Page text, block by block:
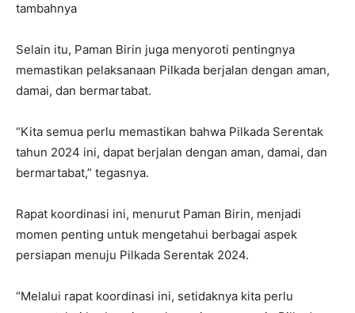
tambahnya
Selain itu, Paman Birin juga menyoroti pentingnya
memastikan pelaksanaan Pilkada berjalan dengan aman,
damai, dan bermartabat.
“Kita semua perlu memastikan bahwa Pilkada Serentak
tahun 2024 ini, dapat berjalan dengan aman, damai, dan
bermartabat,” tegasnya.
Rapat koordinasi ini, menurut Paman Birin, menjadi
momen penting untuk mengetahui berbagai aspek
persiapan menuju Pilkada Serentak 2024.
“Melalui rapat koordinasi ini, setidaknya kita perlu